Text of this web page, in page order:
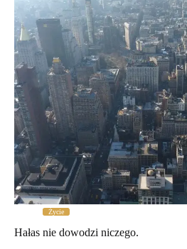
Życie
Hałas nie dowodzi niczego.